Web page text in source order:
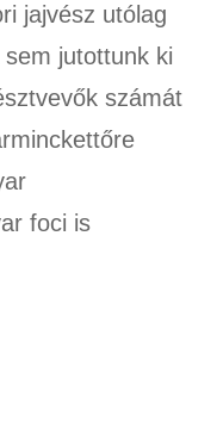
jajvész utólag
jutottunk ki
számát
foci is